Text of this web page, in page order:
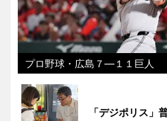
プロ野球・広島７―１１巨人
「デジポリス」